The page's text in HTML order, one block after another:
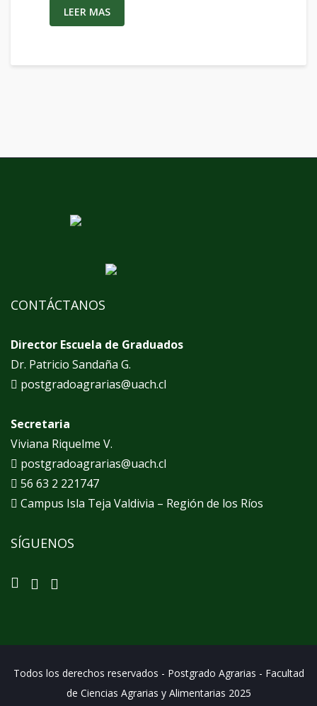
LEER MAS
CONTÁCTANOS
Director Escuela de Graduados
Dr. Patricio Sandaña G.
postgradoagrarias@uach.cl
Secretaria
Viviana Riquelme V.
postgradoagrarias@uach.cl
56 63 2 221747
Campus Isla Teja Valdivia – Región de los Ríos
SÍGUENOS
Todos los derechos reservados - Postgrado Agrarias - Facultad
de Ciencias Agrarias y Alimentarias 2025